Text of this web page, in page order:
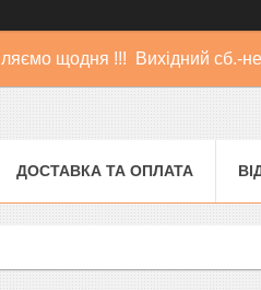
щодня !!! Вихідний сб.-
ДОСТАВКА ТА ОПЛАТА